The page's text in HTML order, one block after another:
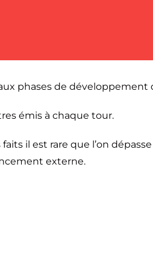
phases de développement
émis à chaque tour.
il est rare que l’on dépasse
externe.